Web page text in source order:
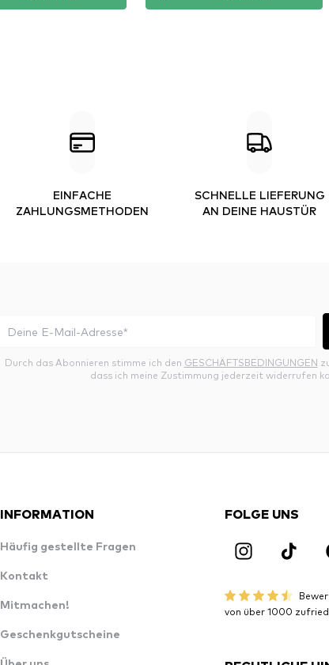
EINFACHE
ZAHLUNGSMETHODEN
SCHNELLE LIEFERUNG
AN DEINE HAUSTÜR
Durch das Abonnieren stimme ich den GESCHÄFTSBEDINGUNGEN
dass ich meine Zustimmung jederzeit widerrufen
INFORMATION
Häufig gestellte Fragen
Kontakt
Mitmachen!
Geschenkgutscheine
FOLGE UNS
von über 1000